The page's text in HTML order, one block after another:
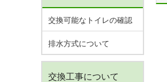
交換可能なトイレの確認
排水方式について
交換工事について